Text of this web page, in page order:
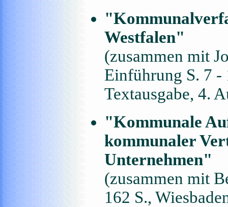
Westfalen"
(zusammen mit
Einführung S. 7 -
Textausgabe, 4.
"Kommunale
kommunaler
Unternehmen"
(zusammen mit
162 S.,